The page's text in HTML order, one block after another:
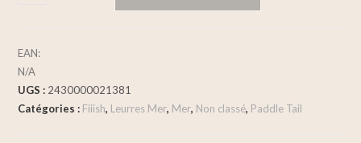
EAN:
N/A
UGS : 2430000021381
Catégories : Fiiish, Leurres Mer, Mer, Non classé, Paddle Tail